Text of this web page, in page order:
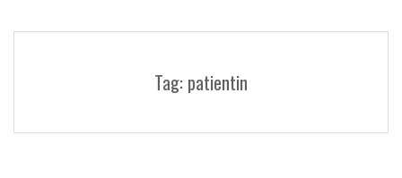
Tag: patientin